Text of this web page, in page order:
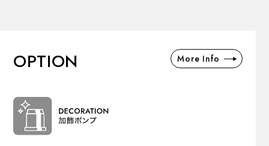
OPTION More Info